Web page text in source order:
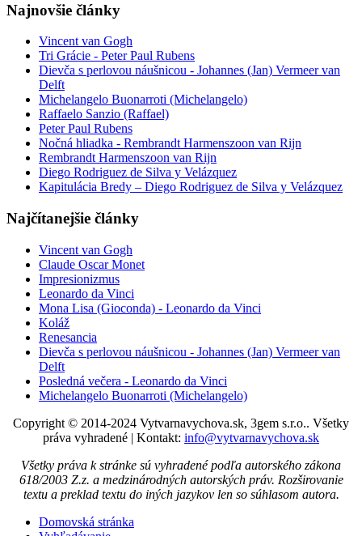
Najnovšie články
Vincent van Gogh
Tri Grácie - Peter Paul Rubens
Dievča s perlovou náušnicou - Johannes (Jan) Vermeer van
Delft
Michelangelo Buonarroti (Michelangelo)
Raffaelo Sanzio (Raffael)
Peter Paul Rubens
Nočná hliadka - Rembrandt Harmenszoon van Rijn
Rembrandt Harmenszoon van Rijn
Diego Rodriguez de Silva y Velázquez
Kapitulácia Bredy – Diego Rodriguez de Silva y Velázquez
Najčítanejšie články
Vincent van Gogh
Claude Oscar Monet
Impresionizmus
Leonardo da Vinci
Mona Lisa (Gioconda) - Leonardo da Vinci
Koláž
Renesancia
Dievča s perlovou náušnicou - Johannes (Jan) Vermeer van
Delft
Posledná večera - Leonardo da Vinci
Michelangelo Buonarroti (Michelangelo)
Copyright © 2014-2024 Vytvarnavychova.sk, 3gem s.r.o.. Všetky
práva vyhradené | Kontakt: info@vytvarnavychova.sk
Všetky práva k stránke sú vyhradené podľa autorského zákona
618/2003 Z.z. a medzinárodných autorských práv. Rozširovanie
textu a preklad textu do iných jazykov len so súhlasom autora.
Domovská stránka